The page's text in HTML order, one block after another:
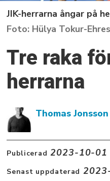
JIK-herrarna ångar på
Hülya Tokur-Ehres
Tre raka
herrarna
Thomas Jonsson
Publicerad 2023-10-
Senast uppdaterad